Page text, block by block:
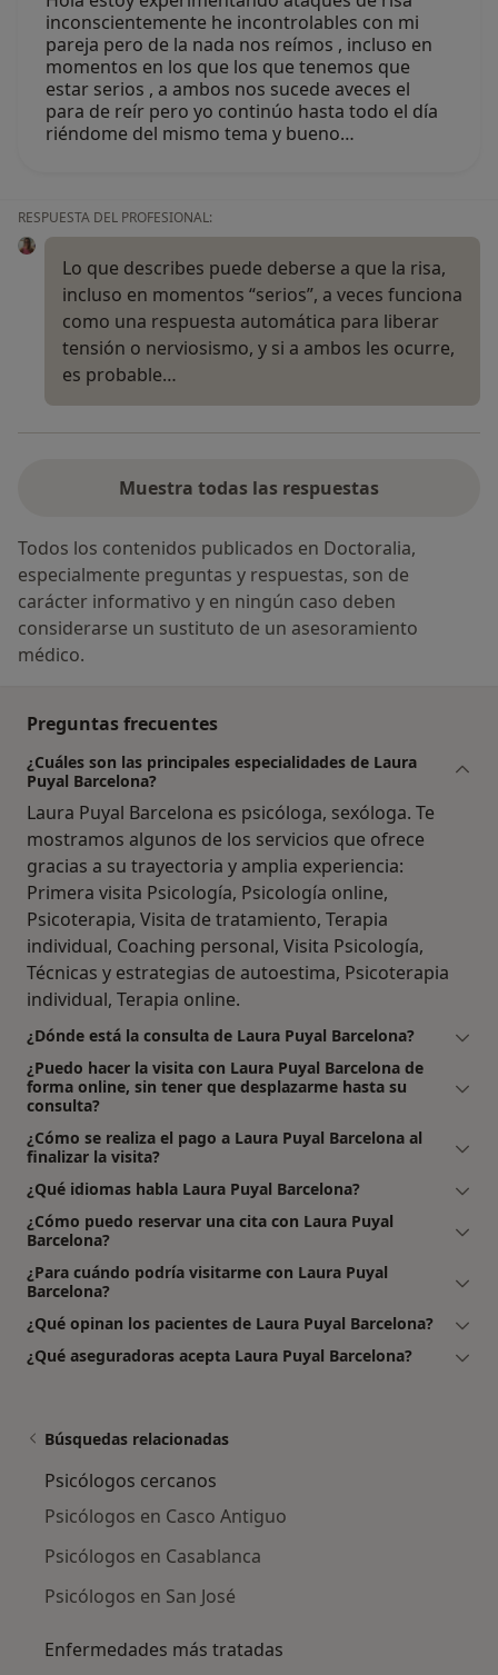
inconscientemente he incontrolables con mi
pareja pero de la nada nos reímos , incluso en
momentos en los que los que tenemos que
estar serios , a ambos nos sucede aveces el
para de reír pero yo continúo hasta todo el día
riéndome del mismo tema y bueno…
RESPUESTA DEL PROFESIONAL:
Lo que describes puede deberse a que la risa,
incluso en momentos “serios”, a veces funciona
como una respuesta automática para liberar
tensión o nerviosismo, y si a ambos les ocurre,
es probable…
Muestra todas las respuestas
Todos los contenidos publicados en Doctoralia,
especialmente preguntas y respuestas, son de
carácter informativo y en ningún caso deben
considerarse un sustituto de un asesoramiento
médico.
Preguntas frecuentes
¿Cuáles son las principales especialidades de Laura
Puyal Barcelona?
Laura Puyal Barcelona es psicóloga, sexóloga. Te
mostramos algunos de los servicios que ofrece
gracias a su trayectoria y amplia experiencia:
Primera visita Psicología, Psicología online,
Psicoterapia, Visita de tratamiento, Terapia
individual, Coaching personal, Visita Psicología,
Técnicas y estrategias de autoestima, Psicoterapia
individual, Terapia online.
¿Dónde está la consulta de Laura Puyal Barcelona?
¿Puedo hacer la visita con Laura Puyal Barcelona de
forma online, sin tener que desplazarme hasta su
consulta?
¿Cómo se realiza el pago a Laura Puyal Barcelona al
finalizar la visita?
¿Qué idiomas habla Laura Puyal Barcelona?
¿Cómo puedo reservar una cita con Laura Puyal
Barcelona?
¿Para cuándo podría visitarme con Laura Puyal
Barcelona?
¿Qué opinan los pacientes de Laura Puyal Barcelona?
¿Qué aseguradoras acepta Laura Puyal Barcelona?
Búsquedas relacionadas
Psicólogos cercanos
Psicólogos en Casco Antiguo
Psicólogos en Casablanca
Psicólogos en San José
Enfermedades más tratadas